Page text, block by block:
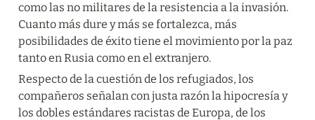
como las no militares de la resistencia a la invasión.
Cuanto más dure y más se fortalezca, más
posibilidades de éxito tiene el movimiento por la paz
tanto en Rusia como en el extranjero.
Respecto de la cuestión de los refugiados, los
compañeros señalan con justa razón la hipocresía y
los dobles estándares racistas de Europa, de los